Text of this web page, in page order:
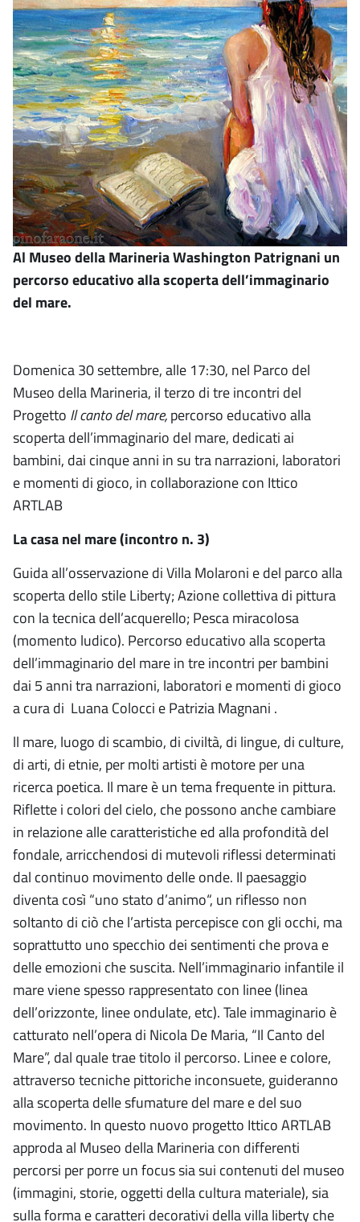
Al Museo della Marineria Washington Patrignani un
percorso educativo alla scoperta dell’immaginario
del mare.
Domenica 30 settembre, alle 17:30, nel Parco del
Museo della Marineria, il terzo di tre incontri del
Progetto Il canto del mare,percorso educativo alla
scoperta dell’immaginario del mare, dedicati ai
bambini, dai cinque anni in su tra narrazioni, laboratori
e momenti di gioco, in collaborazione con Ittico
ARTLAB
La casa nel mare (incontro n. 3)
Guida all’osservazione di Villa Molaroni e del parco alla
scoperta dello stile Liberty; Azione collettiva di pittura
con la tecnica dell’acquerello; Pesca miracolosa
(momento ludico). Percorso educativo alla scoperta
dell’immaginario del mare in tre incontri per bambini
dai 5 anni tra narrazioni, laboratori e momenti di gioco
a cura di Luana Colocci e Patrizia Magnani .
ll mare, luogo di scambio, di civiltà, di lingue, di culture,
di arti, di etnie, per molti artisti è motore per una
ricerca poetica. Il mare è un tema frequente in pittura.
Riflette i colori del cielo, che possono anche cambiare
in relazione alle caratteristiche ed alla profondità del
fondale, arricchendosi di mutevoli riflessi determinati
dal continuo movimento delle onde. Il paesaggio
diventa così “uno stato d’animo“, un riflesso non
soltanto di ciò che l’artista percepisce con gli occhi, ma
soprattutto uno specchio dei sentimenti che prova e
delle emozioni che suscita. Nell’immaginario infantile il
mare viene spesso rappresentato con linee (linea
dell’orizzonte, linee ondulate, etc). Tale immaginario è
catturato nell’opera di Nicola De Maria, “Il Canto del
Mare”, dal quale trae titolo il percorso. Linee e colore,
attraverso tecniche pittoriche inconsuete, guideranno
alla scoperta delle sfumature del mare e del suo
movimento. In questo nuovo progetto Ittico ARTLAB
approda al Museo della Marineria con differenti
percorsi per porre un focus sia sui contenuti del museo
(immagini, storie, oggetti della cultura materiale), sia
sulla forma e caratteri decorativi della villa liberty che